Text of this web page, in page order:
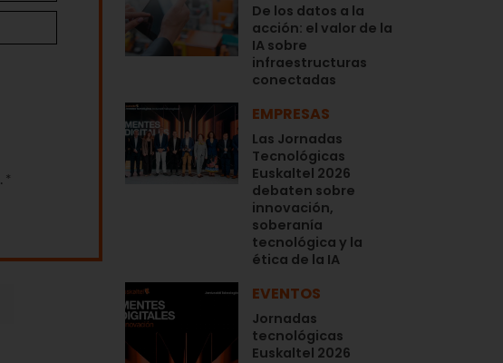
. *
De los datos a la
acción: el valor de la
IA sobre
infraestructuras
conectadas
EMPRESAS
Las Jornadas
Tecnológicas
Euskaltel 2026
debaten sobre
innovación,
soberanía
tecnológica y la
ética de la IA
EVENTOS
Jornadas
tecnológicas
Euskaltel 2026